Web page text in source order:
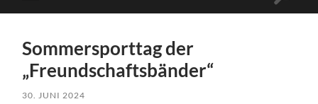
Menü
Sommersporttag der
„Freundschaftsbänder“
30. JUNI 2024